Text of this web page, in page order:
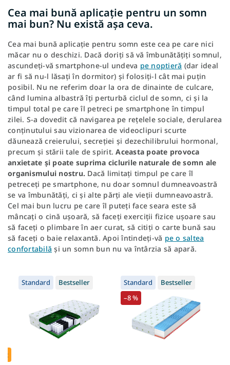
Cea mai bună aplicație pentru un somn
mai bun? Nu există așa ceva.
Cea mai bună aplicație pentru somn este cea pe care nici
măcar nu o deschizi. Dacă doriți să vă îmbunătățiți somnul,
ascundeți-vă smartphone-ul undeva pe noptieră (dar ideal
ar fi să nu-l lăsați în dormitor) și folosiți-l cât mai puțin
posibil. Nu ne referim doar la ora de dinainte de culcare,
când lumina albastră îți perturbă ciclul de somn, ci și la
timpul total pe care îl petreci pe smartphone în timpul
zilei. S-a dovedit că navigarea pe rețelele sociale, derularea
conținutului sau vizionarea de videoclipuri scurte
dăunează creierului, secreției și dezechilibrului hormonal,
precum și stării tale de spirit.Aceasta poate provoca
anxietate și poate suprima ciclurile naturale de somn ale
organismului nostru. Dacă limitați timpul pe care îl
petreceți pe smartphone, nu doar somnul dumneavoastră
se va îmbunătăți, ci și alte părți ale vieții dumneavoastră.
Cel mai bun lucru pe care îl puteți face seara este să
mâncați o cină ușoară, să faceți exerciții fizice ușoare sau
să faceți o plimbare în aer curat, să citiți o carte bună sau
să faceți o baie relaxantă. Apoi întindeți-vă pe o saltea
confortabilă și un somn bun nu va întârzia să apară.
Standard Bestseller Standard
Bestseller
–8 %